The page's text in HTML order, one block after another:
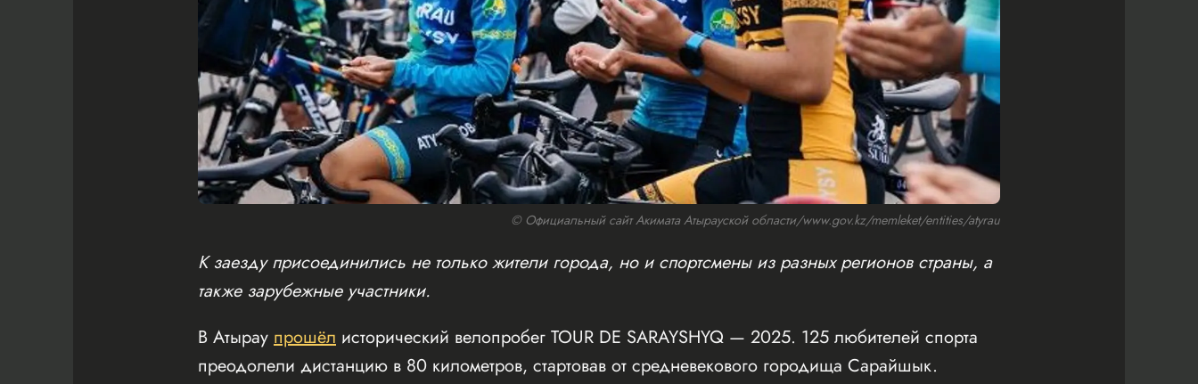
© Официальный сайт Акимата Атырауской области/www.gov.kz/memleket/entities/atyrau
К заезду присоединились не только жители города, но и спортсмены из разных регионов страны, а
также зарубежные участники.
В Атырау прошёл исторический велопробег TOUR DE SARAYSHYQ — 2025. 125 любителей спорта
преодолели дистанцию в 80 километров, стартовав от средневекового городища Сарайшык.